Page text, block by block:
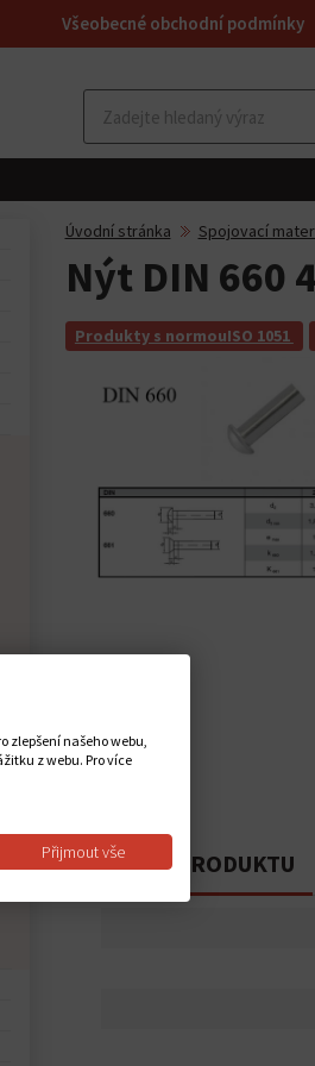
Všeobecné obchodní podmínky
Úvodní stránka Spojovací
Nýt DIN 660
Produkty s normouISO 1051
POPIS PRODUKTU
zlepšení našeho webu,
z webu. Pro více
Přijmout vše